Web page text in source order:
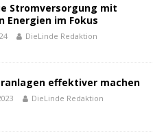
Stromversorgung mit
Energien im Fokus
DieLinde Redaktion
effektiver machen
DieLinde Redaktion